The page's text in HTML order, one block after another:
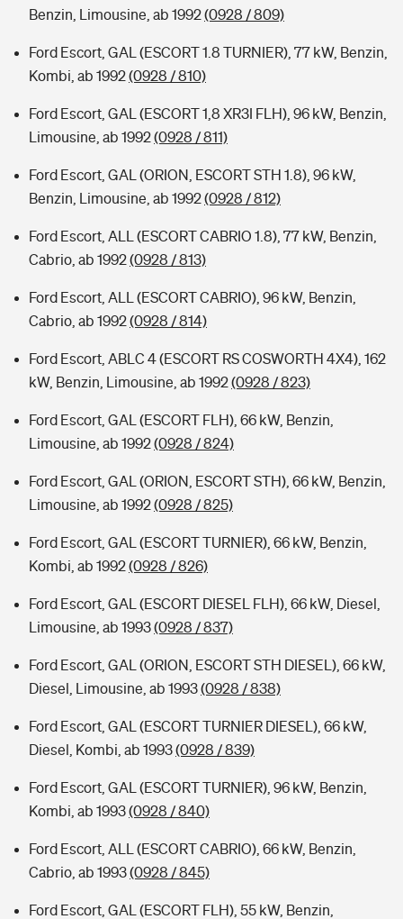
Benzin, Limousine, ab 1992(0928 / 809)
Ford Escort, GAL (ESCORT 1.8 TURNIER), 77 kW, Benzin,
Kombi, ab 1992(0928 / 810)
Ford Escort, GAL (ESCORT 1,8 XR3I FLH), 96 kW, Benzin,
Limousine, ab 1992(0928 / 811)
Ford Escort, GAL (ORION, ESCORT STH 1.8), 96 kW,
Benzin, Limousine, ab 1992(0928 / 812)
Ford Escort, ALL (ESCORT CABRIO 1.8), 77 kW, Benzin,
Cabrio, ab 1992(0928 / 813)
Ford Escort, ALL (ESCORT CABRIO), 96 kW, Benzin,
Cabrio, ab 1992(0928 / 814)
Ford Escort, ABLC 4 (ESCORT RS COSWORTH 4X4), 162
kW, Benzin, Limousine, ab 1992(0928 / 823)
Ford Escort, GAL (ESCORT FLH), 66 kW, Benzin,
Limousine, ab 1992(0928 / 824)
Ford Escort, GAL (ORION, ESCORT STH), 66 kW, Benzin,
Limousine, ab 1992(0928 / 825)
Ford Escort, GAL (ESCORT TURNIER), 66 kW, Benzin,
Kombi, ab 1992(0928 / 826)
Ford Escort, GAL (ESCORT DIESEL FLH), 66 kW, Diesel,
Limousine, ab 1993(0928 / 837)
Ford Escort, GAL (ORION, ESCORT STH DIESEL), 66 kW,
Diesel, Limousine, ab 1993(0928 / 838)
Ford Escort, GAL (ESCORT TURNIER DIESEL), 66 kW,
Diesel, Kombi, ab 1993(0928 / 839)
Ford Escort, GAL (ESCORT TURNIER), 96 kW, Benzin,
Kombi, ab 1993(0928 / 840)
Ford Escort, ALL (ESCORT CABRIO), 66 kW, Benzin,
Cabrio, ab 1993(0928 / 845)
Ford Escort, GAL (ESCORT FLH), 55 kW, Benzin,